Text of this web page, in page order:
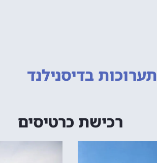
בדיסנילנד
רכישת כרטיסים